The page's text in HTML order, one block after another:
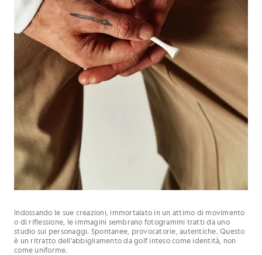
Indossando le sue creazioni, immortalato in un attimo di movimento
o di riflessione, le immagini sembrano fotogrammi tratti da uno
studio sui personaggi. Spontanee, provocatorie, autentiche. Questo
è un ritratto dell’abbigliamento da golf inteso come identità, non
come uniforme.